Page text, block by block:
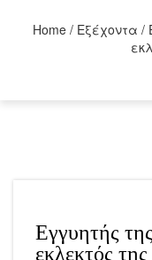
Home / Εξέχοντα /
Εγγυητής
εκλεκτός